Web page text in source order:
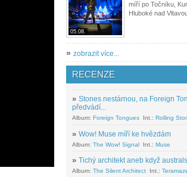
05.08.
míří po Točníku,
Hluboké nad
» zobrazit více...
RECENZE
» Stones nestárnou, na Foreign
předvádí...
Album: Foreign Tongues Int.: Rolling
» Wow! Muse míří ke hvězdám
Album: The Wow! Signal Int.: Muse
» Tichý architekt aneb když
Album: The Silent Architect Int.: